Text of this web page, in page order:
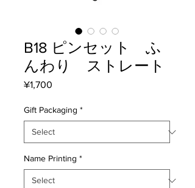
B18 ピンセット ふ
んわり ストレート
¥1,700
Gift Packaging *
Name Printing *